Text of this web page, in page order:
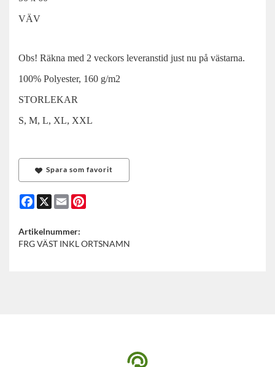
VÄV
Obs! Räkna med 2 veckors leveranstid just nu på västarna.
100% Polyester, 160 g/m2
STORLEKAR
S, M, L, XL, XXL
Spara som favorit
Facebook
X Email
Artikelnummer:
FRG VÄST INKL ORTSNAMN